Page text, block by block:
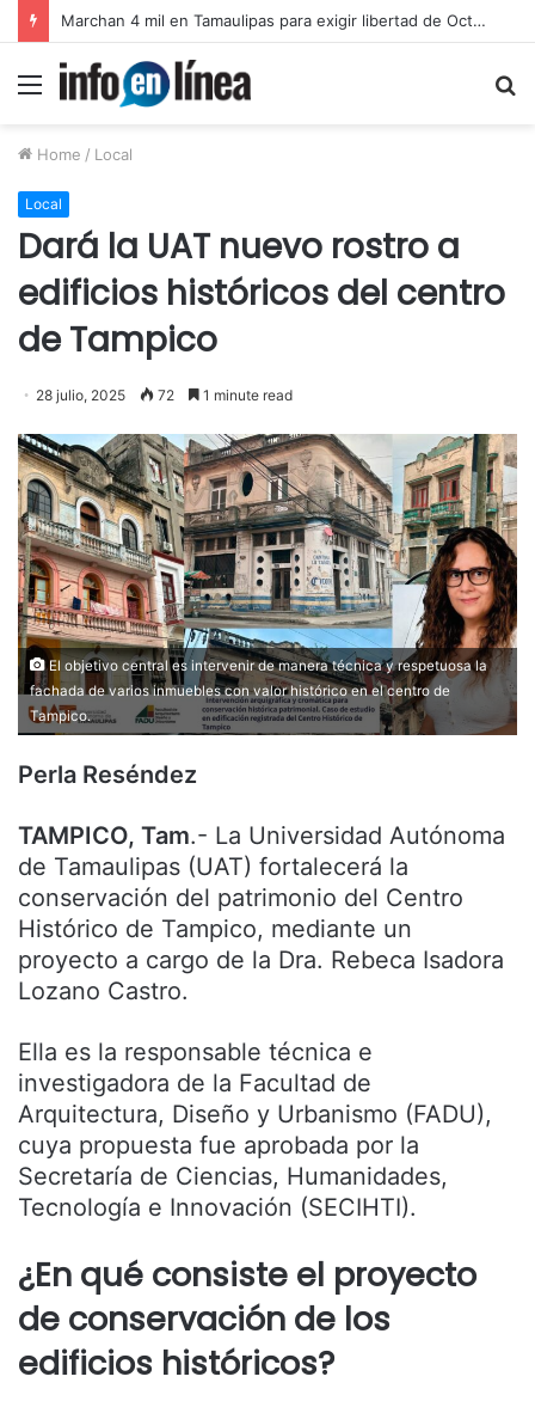
Catean predio en Victoria y aseguran autotanques por presunto huachicol
Menu
Home / Local
Local
Dará la UAT nuevo rostro a
edificios históricos del centro
de Tampico
28 julio, 2025 72 1 minute read
El objetivo central es intervenir de manera técnica y respetuosa la
fachada de varios inmuebles con valor histórico en el centro de
Tampico.
Perla Reséndez
TAMPICO, Tam.- La Universidad Autónoma
de Tamaulipas (UAT) fortalecerá la
conservación del patrimonio del Centro
Histórico de Tampico, mediante un
proyecto a cargo de la Dra. Rebeca Isadora
Lozano Castro.
Ella es la responsable técnica e
investigadora de la Facultad de
Arquitectura, Diseño y Urbanismo (FADU),
cuya propuesta fue aprobada por la
Secretaría de Ciencias, Humanidades,
Tecnología e Innovación (SECIHTI).
¿En qué consiste el proyecto
de conservación de los
edificios históricos?